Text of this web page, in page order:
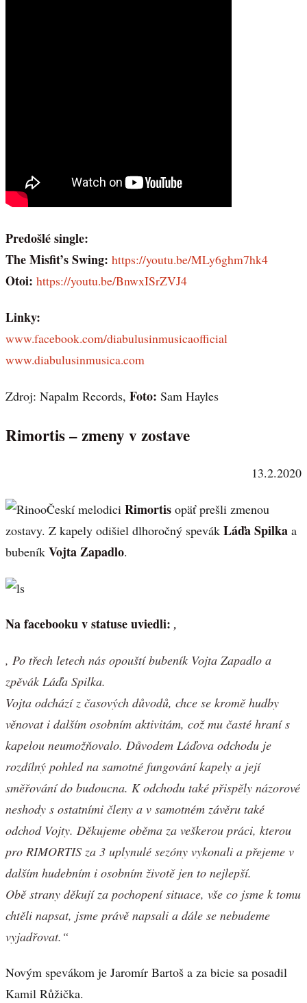
Predošlé single:
The Misfit’s Swing: https://youtu.be/MLy6ghm7hk4
Otoi: https://youtu.be/BnwxISrZVJ4
Linky:
www.facebook.com/diabulusinmusicaofficial
www.diabulusinmusica.com
Zdroj: Napalm Records, Foto: Sam Hayles
Rimortis – zmeny v zostave
13.2.2020
Českí melodici Rimortis opäť prešli zmenou
zostavy. Z kapely odišiel dlhoročný spevák Láďa Spilka a
bubeník Vojta Zapadlo.
Na facebooku v statuse uviedli:,
, Po třech letech nás opouští bubeník Vojta Zapadlo a
zpěvák Láďa Spilka.
Vojta odchází z časových důvodů, chce se kromě hudby
věnovat i dalším osobním aktivitám, což mu časté hraní s
kapelou neumožňovalo. Důvodem Láďova odchodu je
rozdílný pohled na samotné fungování kapely a její
směřování do budoucna. K odchodu také přispěly názorové
neshody s ostatními členy a v samotném závěru také
odchod Vojty. Děkujeme oběma za veškerou práci, kterou
pro RIMORTIS za 3 uplynulé sezóny vykonali a přejeme v
dalším hudebním i osobním životě jen to nejlepší.
Obě strany děkují za pochopení situace, vše co jsme k tomu
chtěli napsat, jsme právě napsali a dále se nebudeme
vyjadřovat.“
Novým spevákom je Jaromír Bartoš a za bicie sa posadil
Kamil Růžička.